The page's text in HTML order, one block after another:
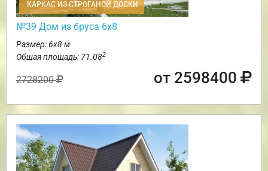
КАРКАС ИЗ СТРОГАНОЙ ДОСКИ
№39 Дом из бруса 6х8
Размер: 6х8 м
Общая площадь: 71.082
2728200 от 2598400